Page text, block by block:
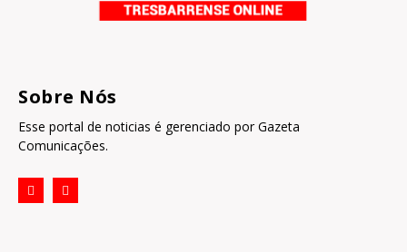
Sobre Nós
Esse portal de noticias é gerenciado por Gazeta
Comunicações.